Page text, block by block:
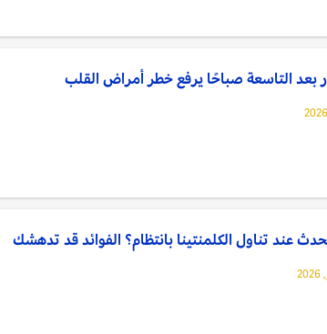
بعد التاسعة صباحًا يرفع خطر أمراض القلب
عند تناول الكلمنتينا بانتظام؟ الفوائد قد تدهشك